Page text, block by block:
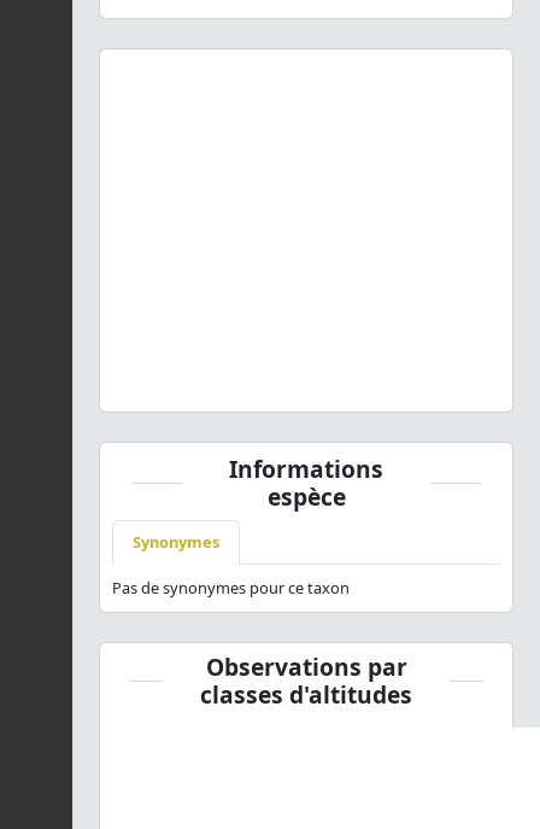
Informations
espèce
Synonymes
Pas de synonymes pour ce taxon
Observations par
classes d'altitudes